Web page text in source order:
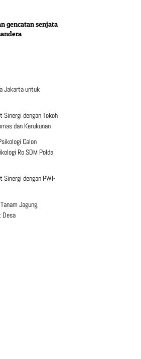
gencatan senjata
Jakarta untuk
Sinergi dengan Tokoh
dan Kerukunan
Calon
Ro SDM Polda
Sinergi dengan PWI-
Jagung,
Desa